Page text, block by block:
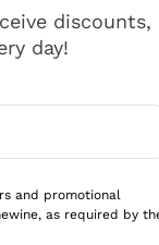
che
discounts,
day!
and promotional
as required by